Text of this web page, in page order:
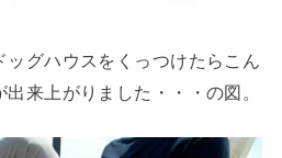
ッグハウスをくっつけたらこん
来上がりました・・・の図。